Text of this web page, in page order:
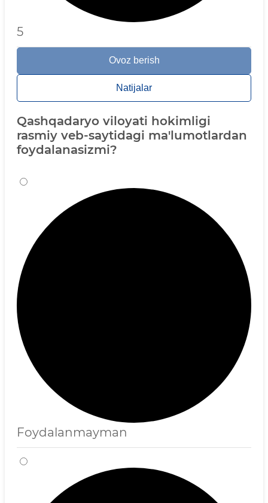
5
Ovoz berish
Natijalar
Qashqadaryo viloyati hokimligi
rasmiy veb-saytidagi ma'lumotlardan
foydalanasizmi?
Foydalanmayman